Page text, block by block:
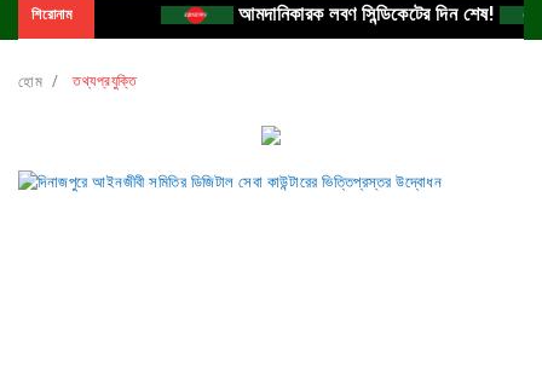
শিরোনাম আমদানিকারক লবণ সিন্ডিকেটের দিন শেষ!
হোম তথ্যপ্রযুক্তি